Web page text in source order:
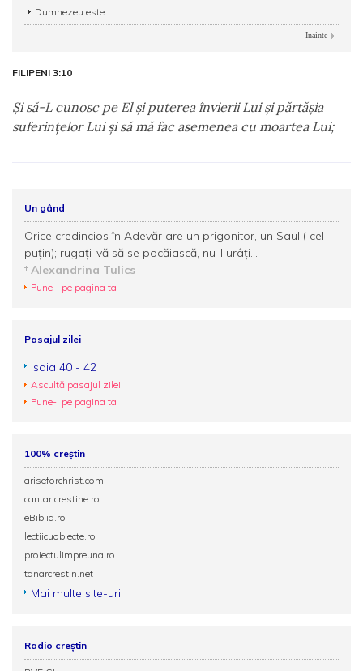
Dumnezeu este...
Inainte
FILIPENI 3:10
Şi să-L cunosc pe El şi puterea învierii Lui şi părtăşia
suferinţelor Lui şi să mă fac asemenea cu moartea Lui;
Un gând
Orice credincios în Adevăr are un prigonitor, un Saul ( cel
puțin); rugați-vă să se pocăiască, nu-l urâți...
Alexandrina Tulics
Pune-l pe pagina ta
Pasajul zilei
Isaia 40 - 42
Ascultă pasajul zilei
Pune-l pe pagina ta
100% creștin
ariseforchrist.com
cantaricrestine.ro
eBiblia.ro
lectiicuobiecte.ro
proiectulimpreuna.ro
tanarcrestin.net
Mai multe site-uri
Radio creștin